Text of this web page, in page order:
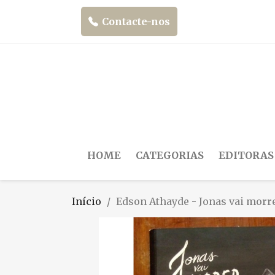
Contacte-nos
HOME CATEGORIAS EDITORAS
Início Edson Athayde - Jonas vai